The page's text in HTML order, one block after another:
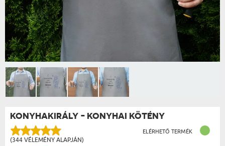
KONYHAKIRÁLY - KONYHAI KÖTÉNY
(344 VÉLEMÉNY ALAPJÁN)
ELÉRHETŐ TERMÉK